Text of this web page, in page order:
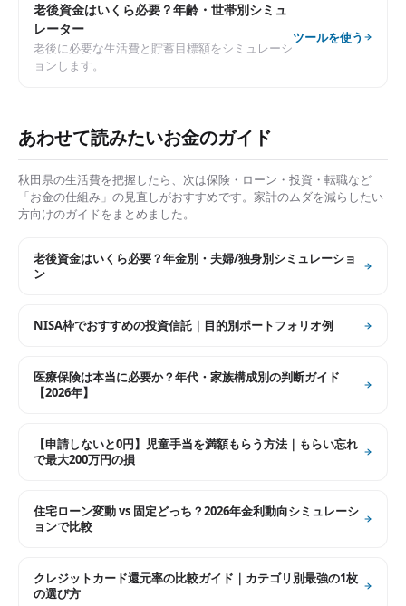
老後資金はいくら必要？年齢・世帯別シミュ
レーター
老後に必要な生活費と貯蓄目標額をシミュレーシ
ョンします。
ツールを使う
あわせて読みたいお金のガイド
秋田県の生活費を把握したら、次は保険・ローン・投資・転職など
「お金の仕組み」の見直しがおすすめです。家計のムダを減らしたい
方向けのガイドをまとめました。
老後資金はいくら必要？年金別・夫婦/独身別シミュレーショ
ン
NISA枠でおすすめの投資信託｜目的別ポートフォリオ例
医療保険は本当に必要か？年代・家族構成別の判断ガイド
【2026年】
【申請しないと0円】児童手当を満額もらう方法｜もらい忘れ
で最大200万円の損
住宅ローン変動 vs 固定どっち？2026年金利動向シミュレーシ
ョンで比較
クレジットカード還元率の比較ガイド｜カテゴリ別最強の1枚
の選び方